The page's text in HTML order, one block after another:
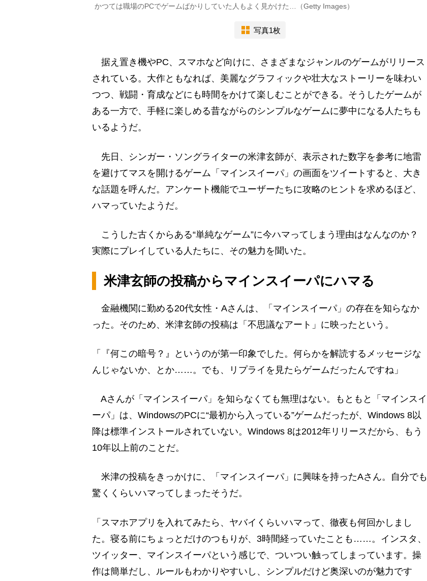
かつては職場のPCでゲームばかりしていた人もよく見かけた…（Getty Images）
写真1枚
据え置き機やPC、スマホなど向けに、さまざまなジャンルのゲームがリリース
されている。大作ともなれば、美麗なグラフィックや壮大なストーリーを味わい
つつ、戦闘・育成などにも時間をかけて楽しむことができる。そうしたゲームが
ある一方で、手軽に楽しめる昔ながらのシンプルなゲームに夢中になる人たちも
いるようだ。
先日、シンガー・ソングライターの米津玄師が、表示された数字を参考に地雷
を避けてマスを開けるゲーム「マインスイーパ」の画面をツイートすると、大き
な話題を呼んだ。アンケート機能でユーザーたちに攻略のヒントを求めるほど、
ハマっていたようだ。
こうした古くからある“単純なゲーム”に今ハマってしまう理由はなんなのか？
実際にプレイしている人たちに、その魅力を聞いた。
米津玄師の投稿からマインスイーパにハマる
金融機関に勤める20代女性・Aさんは、「マインスイーパ」の存在を知らなか
った。そのため、米津玄師の投稿は「不思議なアート」に映ったという。
「『何この暗号？』というのが第一印象でした。何らかを解読するメッセージな
んじゃないか、とか……。でも、リプライを見たらゲームだったんですね」
Aさんが「マインスイーパ」を知らなくても無理はない。もともと「マインスイ
ーパ」は、WindowsのPCに“最初から入っている”ゲームだったが、Windows 8以
降は標準インストールされていない。Windows 8は2012年リリースだから、もう
10年以上前のことだ。
米津の投稿をきっかけに、「マインスイーパ」に興味を持ったAさん。自分でも
驚くくらいハマってしまったそうだ。
「スマホアプリを入れてみたら、ヤバイくらいハマって、徹夜も何回かしまし
た。寝る前にちょっとだけのつもりが、3時間経っていたことも……。インスタ、
ツイッター、マインスイーパという感じで、ついつい触ってしまっています。操
作は簡単だし、ルールもわかりやすいし、シンプルだけど奥深いのが魅力です